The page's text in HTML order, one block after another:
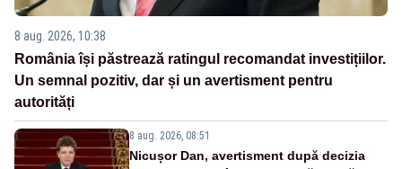
8 aug. 2026, 10:38
România își păstrează ratingul recomandat investițiilor.
Un semnal pozitiv, dar și un avertisment pentru
autorități
8 aug. 2026, 08:51
Nicușor Dan, avertisment după decizia